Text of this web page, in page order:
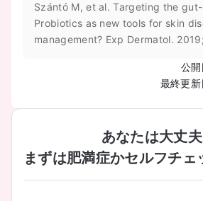
Szántó M, et al. Targeting the
Probiotics as new tools for skin
management? Exp Dermatol.
公開
最終更新
あなたは大丈夫
まずは肥満症かセルフチェ